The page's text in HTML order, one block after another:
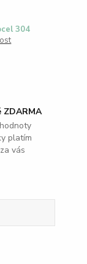
304
ZDARMA
platím
vás